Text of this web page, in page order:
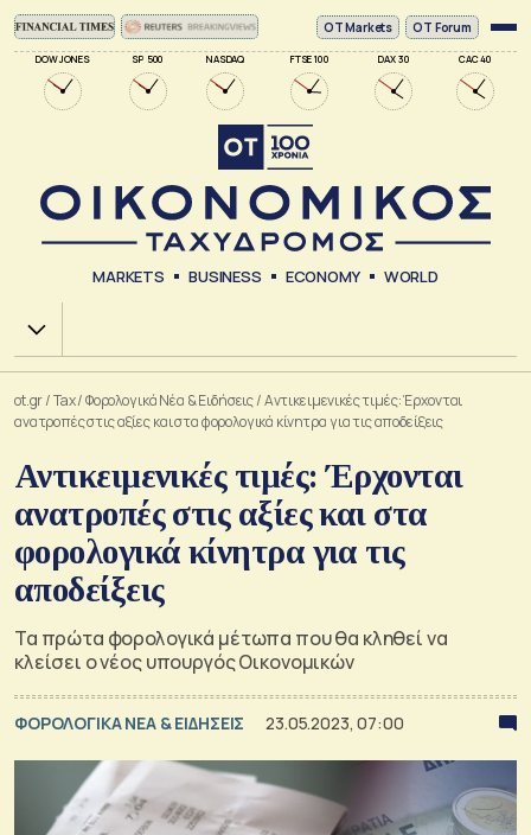
DOW JONES SP 500 NASDAQ FTSE 100 DAX 30 CAC 40
ΟΤ Markets OT Forum
MARKETS BUSINESS ECONOMY WORLD
Χ.Α.
ot.gr/Tax/Φορολογικά Νέα & Eιδήσεις/Αντικειμενικές τιμές: Έρχονται
ανατροπές στις αξίες και στα φορολογικά κίνητρα για τις αποδείξεις
Αντικειμενικές τιμές: Έρχονται
ανατροπές στις αξίες και στα
φορολογικά κίνητρα για τις
αποδείξεις
Τα πρώτα φορολογικά μέτωπα που θα κληθεί να
κλείσει ο νέος υπουργός Οικονομικών
ΦΟΡΟΛΟΓΙΚΑ ΝΕΑ & EΙΔΗΣΕΙΣ 23.05.2023, 07:00